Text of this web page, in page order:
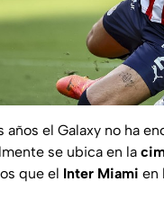
años el Galaxy no ha
se ubica en la
que el Inter Miami en